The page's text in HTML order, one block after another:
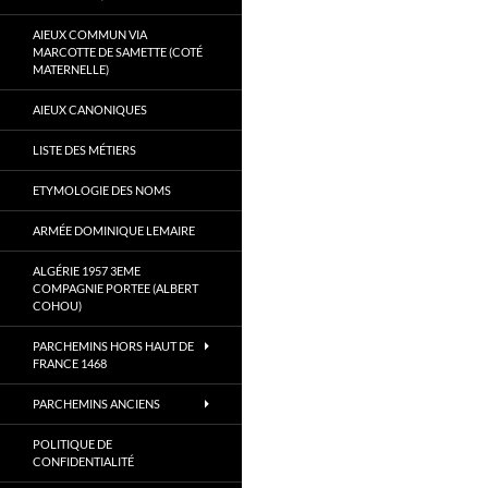
AIEUX COMMUN VIA
MARCOTTE DE SAMETTE (COTÉ
MATERNELLE)
AIEUX CANONIQUES
LISTE DES MÉTIERS
ETYMOLOGIE DES NOMS
ARMÉE DOMINIQUE LEMAIRE
ALGÉRIE 1957 3EME
COMPAGNIE PORTEE (ALBERT
COHOU)
PARCHEMINS HORS HAUT DE
FRANCE 1468
PARCHEMINS ANCIENS
POLITIQUE DE
CONFIDENTIALITÉ